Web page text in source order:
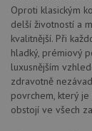
Oproti klasickým
delší životností a
kvalitnější. Při
hladký, prémiový
luxusnějším
zdravotně
povrchem, který
obstojí ve všech